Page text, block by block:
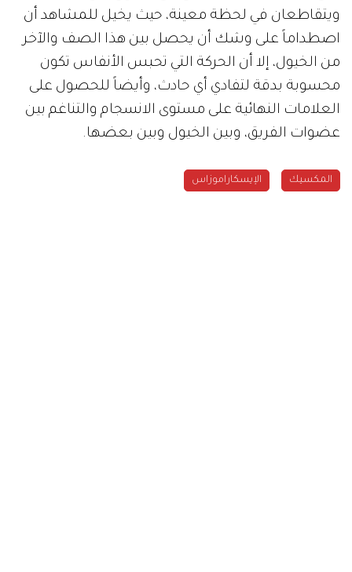
ويتقاطعان في لحظة معينة، حيث يخيل للمشاهد أن
اصطداماً على وشك أن يحصل بين هذا الصف والآخر
من الخيول، إلا أن الحركة التي تحبس الأنفاس تكون
محسوبة بدقة لتفادي أي حادث، وأيضاً للحصول على
العلامات النهائية على مستوى الانسجام والتناغم بين
عضوات الفريق، وبين الخيول وبين بعضها.
المكسيك الإيسكاراموزاس